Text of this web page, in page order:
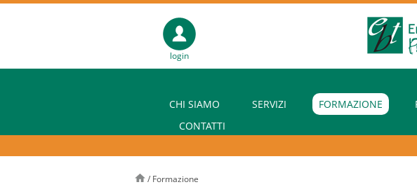
login
CHI SIAMO SERVIZI FORMAZIONE
CONTATTI
/ Formazione